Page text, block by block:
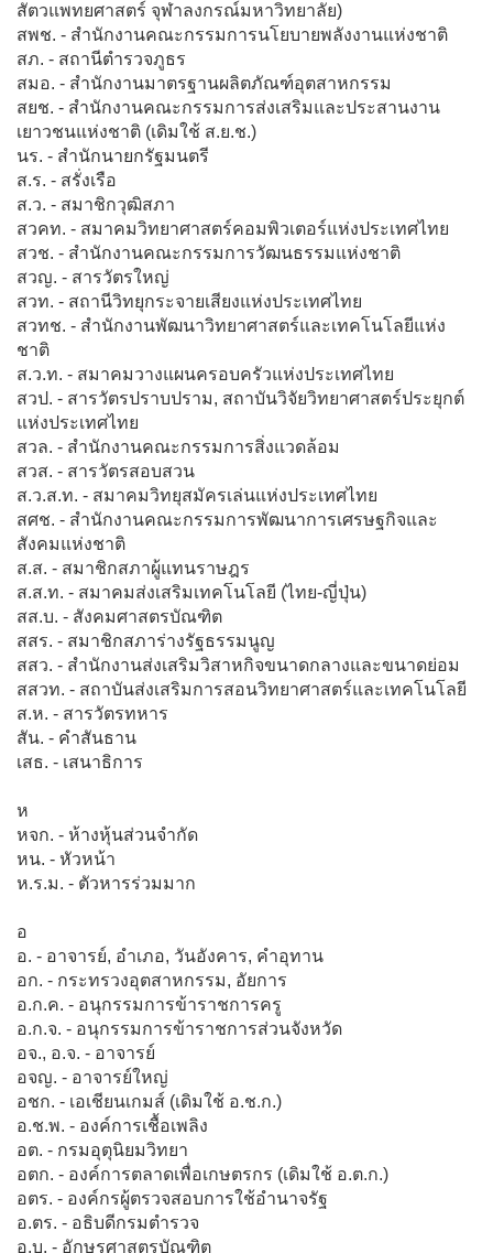
สัตวแพทยศาสตร์ จุฬาลงกรณ์มหาวิทยาลัย)
สพช. - สำนักงานคณะกรรมการนโยบายพลังงานแห่งชาติ
สภ. - สถานีตำรวจภูธร
สมอ. - สำนักงานมาตรฐานผลิตภัณฑ์อุตสาหกรรม
สยช. - สำนักงานคณะกรรมการส่งเสริมและประสานงาน
เยาวชนแห่งชาติ (เดิมใช้ ส.ย.ช.)
นร. - สำนักนายกรัฐมนตรี
ส.ร. - สรั่งเรือ
ส.ว. - สมาชิกวุฒิสภา
สวคท. - สมาคมวิทยาศาสตร์คอมพิวเตอร์แห่งประเทศไทย
สวช. - สำนักงานคณะกรรมการวัฒนธรรมแห่งชาติ
สวญ. - สารวัตรใหญ่
สวท. - สถานีวิทยุกระจายเสียงแห่งประเทศไทย
สวทช. - สำนักงานพัฒนาวิทยาศาสตร์และเทคโนโลยีแห่ง
ชาติ
ส.ว.ท. - สมาคมวางแผนครอบครัวแห่งประเทศไทย
สวป. - สารวัตรปราบปราม, สถาบันวิจัยวิทยาศาสตร์ประยุกต์
แห่งประเทศไทย
สวล. - สำนักงานคณะกรรมการสิ่งแวดล้อม
สวส. - สารวัตรสอบสวน
ส.ว.ส.ท. - สมาคมวิทยุสมัครเล่นแห่งประเทศไทย
สศช. - สำนักงานคณะกรรมการพัฒนาการเศรษฐกิจและ
สังคมแห่งชาติ
ส.ส. - สมาชิกสภาผู้แทนราษฎร
ส.ส.ท. - สมาคมส่งเสริมเทคโนโลยี (ไทย-ญี่ปุ่น)
สส.บ. - สังคมศาสตรบัณฑิต
สสร. - สมาชิกสภาร่างรัฐธรรมนูญ
สสว. - สำนักงานส่งเสริมวิสาหกิจขนาดกลางและขนาดย่อม
สสวท. - สถาบันส่งเสริมการสอนวิทยาศาสตร์และเทคโนโลยี
ส.ห. - สารวัตรทหาร
สัน. - คำสันธาน
เสธ. - เสนาธิการ
ห
หจก. - ห้างหุ้นส่วนจำกัด
หน. - หัวหน้า
ห.ร.ม. - ตัวหารร่วมมาก
อ
อ. - อาจารย์, อำเภอ, วันอังคาร, คำอุทาน
อก. - กระทรวงอุตสาหกรรม, อัยการ
อ.ก.ค. - อนุกรรมการข้าราชการครู
อ.ก.จ. - อนุกรรมการข้าราชการส่วนจังหวัด
อจ., อ.จ. - อาจารย์
อจญ. - อาจารย์ใหญ่
อชก. - เอเชียนเกมส์ (เดิมใช้ อ.ช.ก.)
อ.ช.พ. - องค์การเชื้อเพลิง
อต. - กรมอุตุนิยมวิทยา
อตก. - องค์การตลาดเพื่อเกษตรกร (เดิมใช้ อ.ต.ก.)
อตร. - องค์กรผู้ตรวจสอบการใช้อำนาจรัฐ
อ.ตร. - อธิบดีกรมตำรวจ
อ.บ. - อักษรศาสตรบัณฑิต